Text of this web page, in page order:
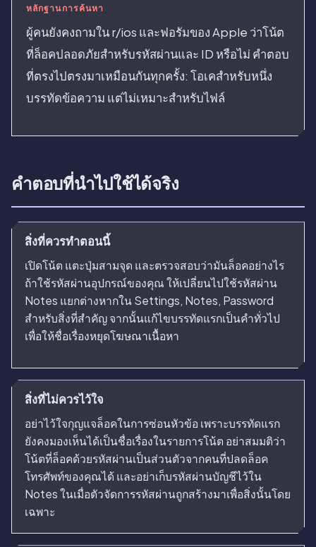
หลักฐานการค้นหา
ผู้คนยังคงถามใน r/ios และฟอรัมของ Apple ว่าโน้ต
ที่ล็อคปลอดภัยสำหรับรหัสผ่านและ ID หรือไม่ คำตอบ
ที่ตรงไปตรงมาเหมือนกันทุกครั้ง: โอเคสำหรับหนึ่ง
บรรทัดข้อความ แต่ไม่เหมาะสำหรับไฟล์
คำตอบที่นำไปใช้ได้จริง
สิ่งที่ควรทำตอนนี้
เปิดโน้ต แตะปุ่มสามจุด และตรวจสอบว่ามันล็อคอย่างไร
ถ้าใช้รหัสผ่านอุปกรณ์ของคุณ ให้เปลี่ยนไปใช้รหัสผ่าน
Notes แยกต่างหากใน Settings, Notes, Password
สำหรับสิ่งที่สำคัญ จากนั้นแก้ไขบรรทัดแรกเป็นคำทั่วไป
เพื่อให้ชื่อเรื่องหยุดโฆษณาเนื้อหา
สิ่งที่ไม่ควรไว้ใจ
อย่าไว้ใจกุญแจล็อคในการซ่อนหัวข้อ เพราะบรรทัดแรก
ยังคงมองเห็นได้เป็นชื่อเรื่องในรายการโน้ต อย่าสมมติว่า
โน้ตที่ล็อคด้วยรหัสผ่านเป็นส่วนตัวจากคนที่ปลดล็อค
โทรศัพท์ของคุณได้ และอย่าเก็บรหัสผ่านบัญชีไว้ใน
Notes ในเมื่อตัวจัดการรหัสผ่านถูกสร้างมาเพื่อสิ่งนั้นโดย
เฉพาะ